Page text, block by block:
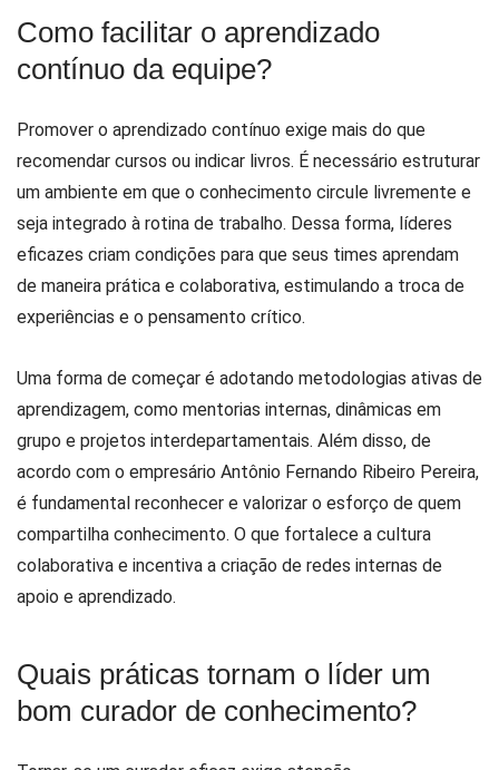
Como facilitar o aprendizado
contínuo da equipe?
Promover o aprendizado contínuo exige mais do que
recomendar cursos ou indicar livros. É necessário estruturar
um ambiente em que o conhecimento circule livremente e
seja integrado à rotina de trabalho. Dessa forma, líderes
eficazes criam condições para que seus times aprendam
de maneira prática e colaborativa, estimulando a troca de
experiências e o pensamento crítico.
Uma forma de começar é adotando metodologias ativas de
aprendizagem, como mentorias internas, dinâmicas em
grupo e projetos interdepartamentais. Além disso, de
acordo com o empresário Antônio Fernando Ribeiro Pereira,
é fundamental reconhecer e valorizar o esforço de quem
compartilha conhecimento. O que fortalece a cultura
colaborativa e incentiva a criação de redes internas de
apoio e aprendizado.
Quais práticas tornam o líder um
bom curador de conhecimento?